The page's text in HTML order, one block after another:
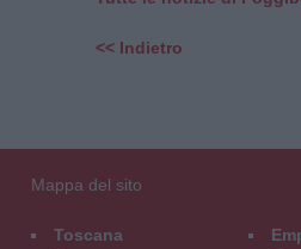
<< Indietro
Mappa del sito
Toscana